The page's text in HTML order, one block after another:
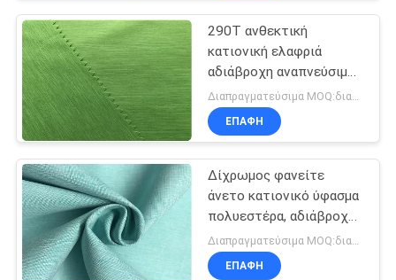
PRIVACY
POLICY
290T ανθεκτική
κατιονική ελαφριά
αδιάβροχη αναπνεύσιμη
χρήση αθλητικής
ένδυσης υφάσματος
ΕΠΑΦΉ
Δίχρωμος φανείτε
άνετο κατιονικό ύφασμα
πολυεστέρα, αδιάβροχο
ύφασμα πολυεστέρα
ΕΠΑΦΉ